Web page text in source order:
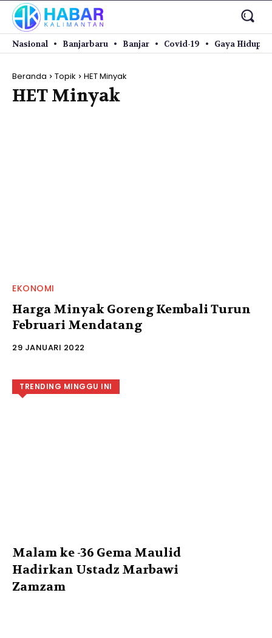
Nasional Banjarbaru Banjar Covid-19 Gaya Hidup
Beranda Topik HET Minyak
HET Minyak
EKONOMI
Harga Minyak Goreng Kembali Turun
Februari Mendatang
29 JANUARI 2022
TRENDING MINGGU INI
Malam ke -36 Gema Maulid
Hadirkan Ustadz Marbawi
Zamzam